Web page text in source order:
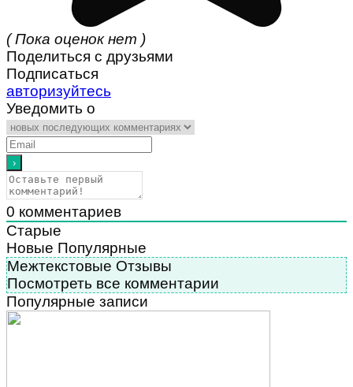
( Пока оценок нет )
Поделиться с друзьями
Подписаться
авторизуйтесь
Уведомить о
0 комментариев
Старые
Новые Популярные
Межтекстовые Отзывы
Посмотреть все комментарии
Популярные записи